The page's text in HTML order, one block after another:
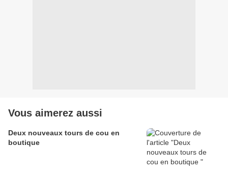
Vous aimerez aussi
Deux nouveaux tours de cou en
boutique